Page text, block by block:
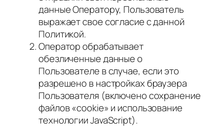
данные Оператору, Пользователь
выражает свое согласие с данной
Политикой.
Оператор обрабатывает
обезличенные данные о
Пользователе в случае, если это
разрешено в настройках браузера
Пользователя (включено сохранение
файлов «cookie» и использование
технологии JavaScript).